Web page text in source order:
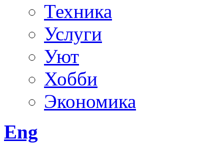
Техника
Услуги
Уют
Хобби
Экономика
Eng